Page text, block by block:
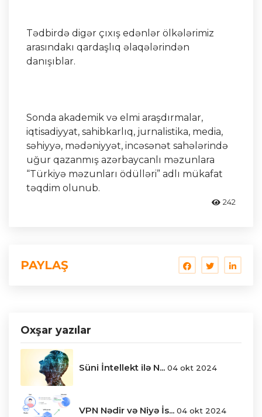
Tədbirdə digər çıxış edənlər ölkələrimiz
arasındakı qardaşlıq əlaqələrindən
danışıblar.
Sonda akademik və elmi araşdırmalar,
iqtisadiyyat, sahibkarlıq, jurnalistika, media,
səhiyyə, mədəniyyət, incəsənət sahələrində
uğur qazanmış azərbaycanlı məzunlara
“Türkiyə məzunları ödülləri” adlı mükafat
təqdim olunub.
242
PAYLAŞ
Oxşar yazılar
Süni İntellekt ilə N... 04 okt 2024
VPN Nədir və Niyə İs... 04 okt 2024